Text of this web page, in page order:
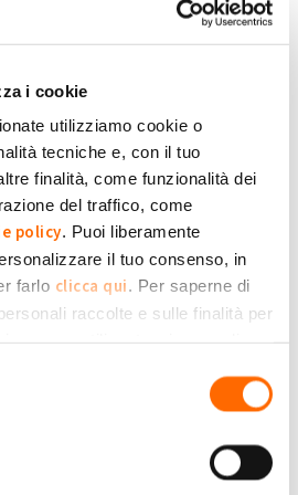
i cookie
utilizziamo cookie o
tecniche e, con il tuo
finalità, come funzionalità dei
del traffico, come
policy. Puoi liberamente
il tuo consenso, in
farlo clicca qui. Per saperne di
raccolte e sulle finalità per
saranno utilizzate, si prega di
puoi fare con la sola
di My Solar Family!
del
su My Solar
inserimento